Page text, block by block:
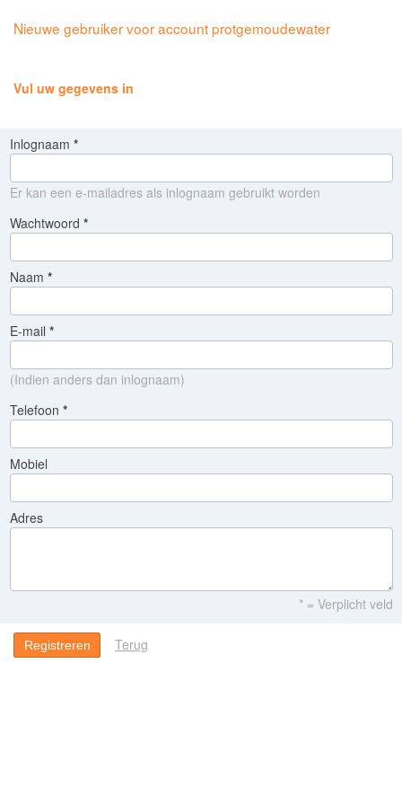
Nieuwe gebruiker voor account protgemoudewater
Vul uw gegevens in
Inlognaam
Er kan een e-mailadres als inlognaam gebruikt worden
Wachtwoord
Naam
E-mail
(Indien anders dan inlognaam)
Telefoon
Mobiel
Adres
* = Verplicht veld
Terug